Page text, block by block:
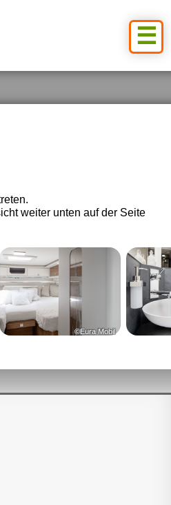
☰
weiter unten auf der Seite
©Eura Mobil